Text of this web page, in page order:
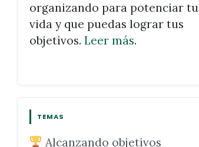
organizando para potenciar tu
vida y que puedas lograr tus
objetivos. Leer más.
TEMAS
Alcanzando objetivos